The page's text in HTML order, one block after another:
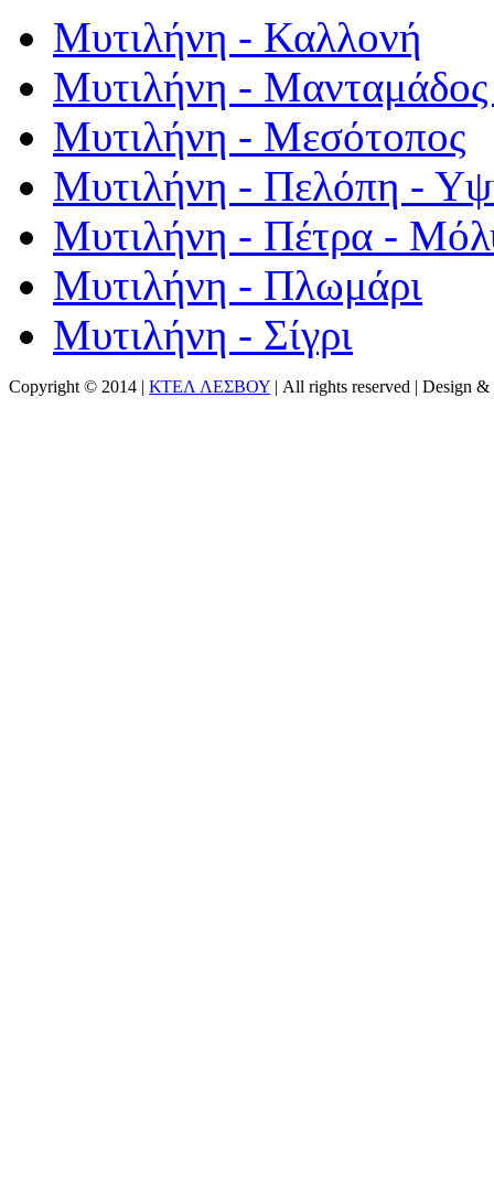
Μυτιλήνη - Καλλονή
Μυτιλήνη - Μανταμάδος
Μυτιλήνη - Μεσότοπος
Μυτιλήνη - Πελόπη -
Μυτιλήνη - Πέτρα -
Μυτιλήνη - Πλωμάρι
Μυτιλήνη - Σίγρι
Copyright © 2014 | ΚΤΕΛ ΛΕΣΒΟΥ | All rights reserved | Design &